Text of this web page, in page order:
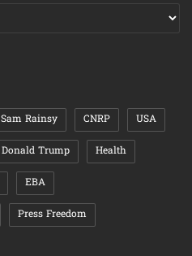
Sam Rainsy CNRP USA
Donald Trump Health
EBA
Press Freedom